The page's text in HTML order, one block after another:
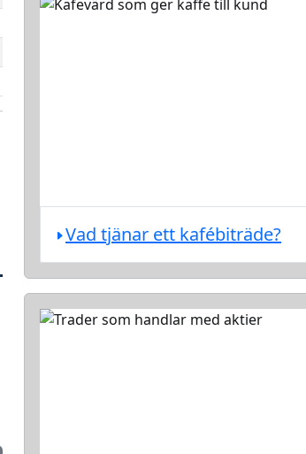
Vad tjänar ett kafébiträde?